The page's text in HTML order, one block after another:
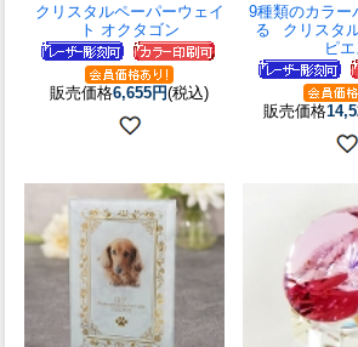
クリスタルペーパーウェイ
ト オクタゴン
販売価格6,655円(税込)
9種類のカラー
る
クリスタ
ピエ
販売価格